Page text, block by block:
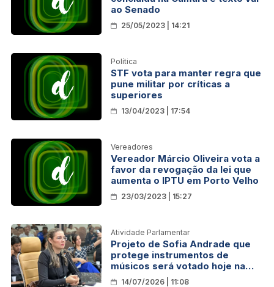
ao Senado
25/05/2023 | 14:21
Política
STF vota para manter regra que
pune militar por críticas a
superiores
13/04/2023 | 17:54
Vereadores
Vereador Márcio Oliveira vota a
favor da revogação da lei que
aumenta o IPTU em Porto Velho
23/03/2023 | 15:27
Atividade Parlamentar
Projeto de Sofia Andrade que
protege instrumentos de
músicos será votado hoje na
Câmara de Porto Velho
14/07/2026 | 11:08